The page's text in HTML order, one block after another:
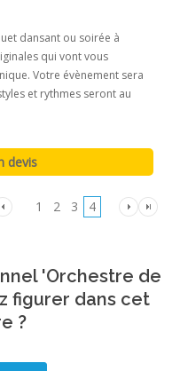
dansant ou soirée à
qui vont vous
Votre évènement sera
et rythmes seront au
1 2 3 4
'Orchestre de
figurer dans cet
?